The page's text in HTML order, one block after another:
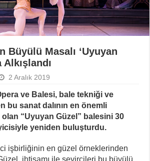
Büyülü Masalı ‘Uyuyan
Alkışlandı
2 Aralık 2019
ve Balesi, bale tekniği ve
bu sanat dalının en önemli
“Uyuyan Güzel” balesini 30
yeniden buluşturdu.
işbirliğinin en güzel örneklerinden
ihtişamı ile seyircileri bu büyülü